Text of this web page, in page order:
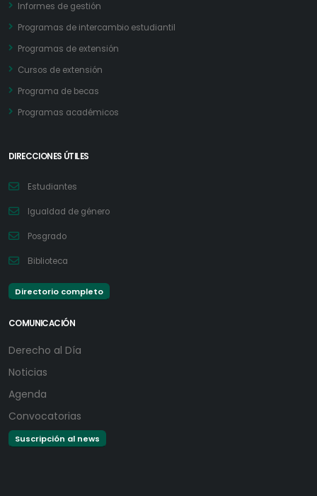
Informes de gestión
Programas de intercambio estudiantil
Programas de extensión
Cursos de extensión
Programa de becas
Programas académicos
DIRECCIONES ÚTILES
Estudiantes
Igualdad de género
Posgrado
Biblioteca
Directorio completo
COMUNICACIÓN
Derecho al Día
Noticias
Agenda
Convocatorias
Suscripción al news